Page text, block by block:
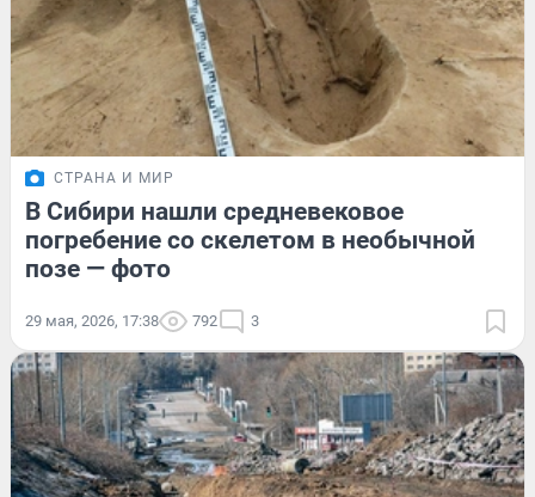
СТРАНА И МИР
В Сибири нашли средневековое
погребение со скелетом в необычной
позе — фото
29 мая, 2026, 17:38 792 3